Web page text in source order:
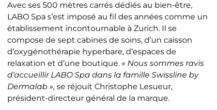
Avec ses 500 mètres carrés dédiés au bien-être,
LABO Spa s’est imposé au fil des années comme un
établissement incontournable à Zurich. Il se
compose de sept cabines de soins, d’un caisson
d’oxygénothérapie hyperbare, d’espaces de
relaxation et d’une boutique. « Nous sommes ravis
d’accueillir LABO Spa dans la famille Swissline by
Dermalab », se réjouit Christophe Lesueur,
président-directeur général de la marque.